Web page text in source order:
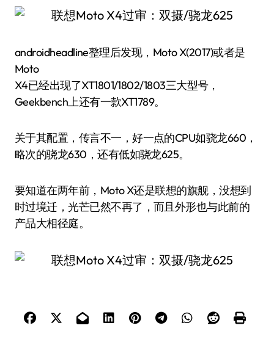
androidheadline整理后发现，Moto X(2017)或者是
Moto
X4已经出现了XT1801/1802/1803三大型号，
Geekbench上还有一款XT1789。
关于其配置，传言不一，好一点的CPU如骁龙660，
略次的骁龙630，还有低如骁龙625。
要知道在两年前，Moto X还是联想的旗舰，没想到
时过境迁，光芒已然不再了，而且外形也与此前的
产品大相径庭。